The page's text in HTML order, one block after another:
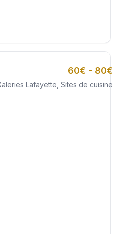
60€ - 80€
Lafayette, Sites de cuisine